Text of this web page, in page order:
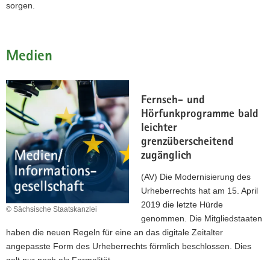
sorgen.
Medien
© Sächsische Staatskanzlei
Fernseh- und
Hörfunkprogramme bald
leichter
grenzüberscheitend
zugänglich
(AV) Die Modernisierung des
Urheberrechts hat am 15. April
2019 die letzte Hürde
genommen. Die Mitgliedstaaten
haben die neuen Regeln für eine an das digitale Zeitalter
angepasste Form des Urheberrechts förmlich beschlossen. Dies